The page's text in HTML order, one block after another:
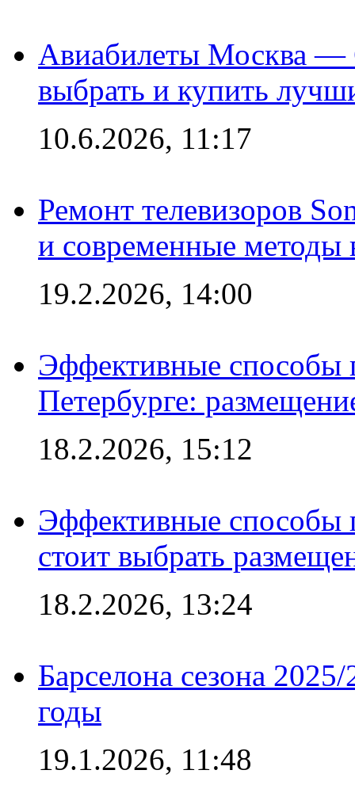
Авиабилеты Москва —
выбрать и купить
10.6.2026, 11:17
Ремонт телевизоров
и современные методы
19.2.2026, 14:00
Эффективные способы
Петербурге:
18.2.2026, 15:12
Эффективные способы
стоит выбрать
18.2.2026, 13:24
Барселона сезона
годы
19.1.2026, 11:48